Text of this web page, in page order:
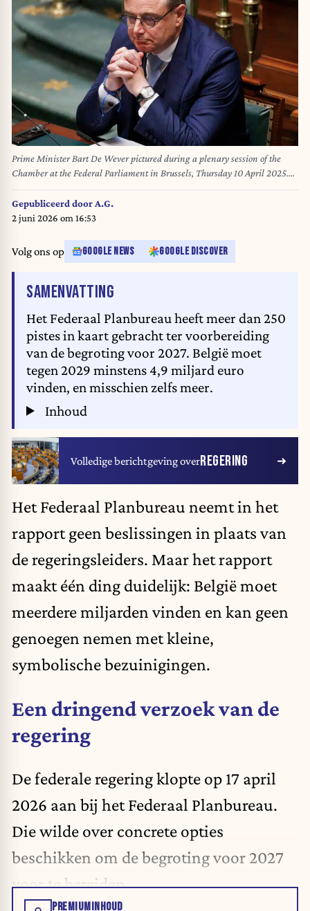
Prime Minister Bart De Wever pictured during a plenary session of the
Chamber at the Federal Parliament in Brussels, Thursday 10 April 2025.
BELGA PHOTO NICOLAS MAETERLINCK
Gepubliceerd door A.G.
2 juni 2026 om 16:53
Volg ons op GOOGLE NEWS GOOGLE DISCOVER
SAMENVATTING
Het Federaal Planbureau heeft meer dan 250
pistes in kaart gebracht ter voorbereiding
van de begroting voor 2027. België moet
tegen 2029 minstens 4,9 miljard euro
vinden, en misschien zelfs meer.
Inhoud
Volledige berichtgeving overREGERING
Het Federaal Planbureau neemt in het
rapportgeen beslissingen in plaats van
de regeringsleiders. Maar het rapport
maakt één ding duidelijk: België moet
meerdere miljarden vinden en kan geen
genoegen nemen met kleine,
symbolische bezuinigingen.
Een dringend verzoek van de
regering
De federale regering klopte op 17 april
2026 aan bij het Federaal Planbureau.
Die wilde over concrete opties
beschikken om de begroting voor 2027
voor te bereiden.
PREMIUMINHOUD